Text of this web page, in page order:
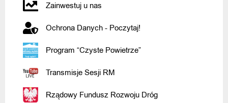
Zainwestuj u nas
Ochrona Danych - Poczytaj!
Program “Czyste Powietrze”
Transmisje Sesji RM
Rządowy Fundusz Rozwoju Dróg